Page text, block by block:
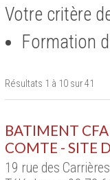
Votre critère
Formation
Résultats 1 à 10 sur 41
BATIMENT
COMTE - SITE
19 rue des